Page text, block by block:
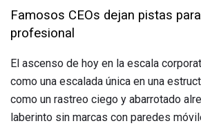
Famosos CEOs dejan pistas
profesional
El ascenso de hoy en la escala
como una escalada única en una
como un rastreo ciego y abarrotado
laberinto sin marcas con paredes